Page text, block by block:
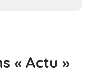
« Actu »